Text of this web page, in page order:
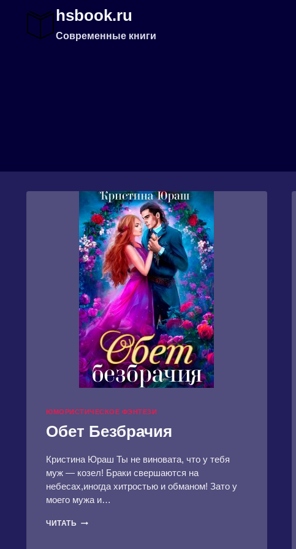
содержимому
hsbook.ru
Современные книги
ЮМОРИСТИЧЕСКОЕ ФЭНТЕЗИ
Обет Безбрачия
Кристина Юраш Ты не виновата, что у тебя
муж — козел! Браки свершаются на
небесах,иногда хитростью и обманом! Зато у
моего мужа и…
ЧИТАТЬ ОБЕТ